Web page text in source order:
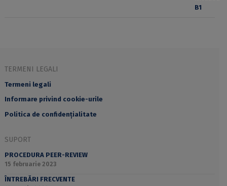
TERMENI LEGALI
Termeni legali
Informare privind cookie-urile
Politica de confidențialitate
SUPORT
PROCEDURA PEER-REVIEW
15 februarie 2023
ÎNTREBĂRI FRECVENTE